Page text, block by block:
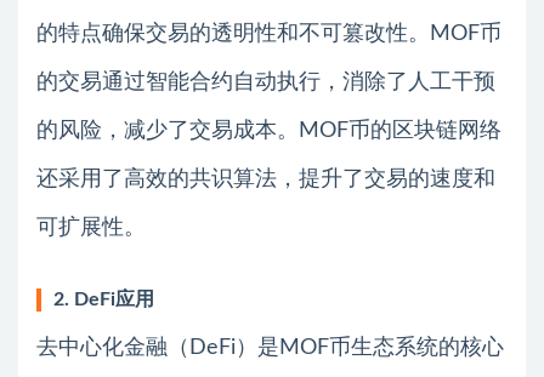
的特点确保交易的透明性和不可篡改性。MOF币
的交易通过智能合约自动执行，消除了人工干预
的风险，减少了交易成本。MOF币的区块链网络
还采用了高效的共识算法，提升了交易的速度和
可扩展性。
2. DeFi应用
去中心化金融（DeFi）是MOF币生态系统的核心